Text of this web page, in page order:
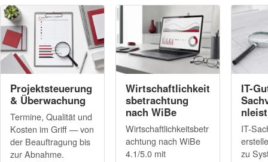
Projektsteuerung
& Überwachung
Termine, Qualität und
Kosten im Griff — von
der Beauftragung bis
zur Abnahme.
Wirtschaftlichkeit
sbetrachtung
nach WiBe
Wirtschaftlichkeitsbetr
achtung nach WiBe
4.1/5.0 mit
IT-
IT-
zu